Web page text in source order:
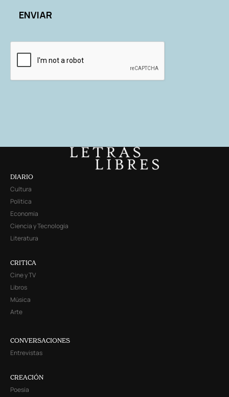
DIARIO
Cultura
Política
Economía
Ciencia y Tecnología
Literatura
CRITICA
Cine y TV
Libros
Música
Arte
CONVERSACIONES
Entrevistas
CREACIÓN
Poesía